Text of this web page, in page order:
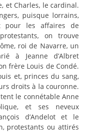
et Charles, le cardinal.
puisque lorrains,
pour les affaires de
on trouve
roi de Navarre, un
à Jeanne d’Albret
frère Louis de Condé.
et, princes du sang,
droits à la couronne.
le connétable Anne
et ses neveux
d’Andelot et le
protestants ou attirés